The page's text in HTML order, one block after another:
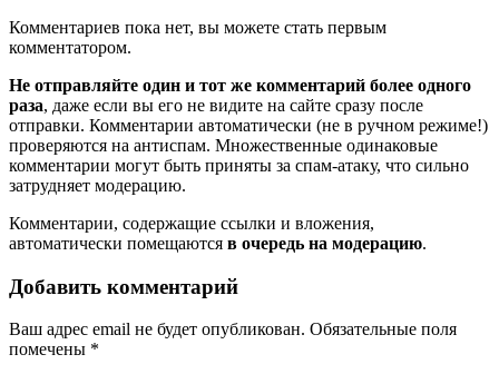
Комментариев пока нет, вы можете стать первым
комментатором.
Не отправляйте один и тот же комментарий более одного
раза, даже если вы его не видите на сайте сразу после
отправки. Комментарии автоматически (не в ручном режиме!)
проверяются на антиспам. Множественные одинаковые
комментарии могут быть приняты за спам-атаку, что сильно
затрудняет модерацию.
Комментарии, содержащие ссылки и вложения,
автоматически помещаются в очередь на модерацию.
Добавить комментарий
Ваш адрес email не будет опубликован. Обязательные поля
помечены *